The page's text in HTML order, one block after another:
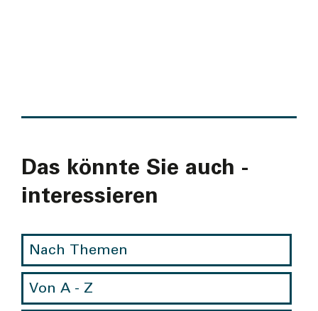
Das könnte Sie auch ­
interes­sieren
Nach Themen
Von A - Z